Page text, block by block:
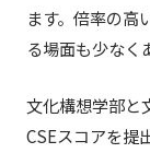
ます。倍率の高
る場面も少なく
文化構想学部と
CSEスコアを提